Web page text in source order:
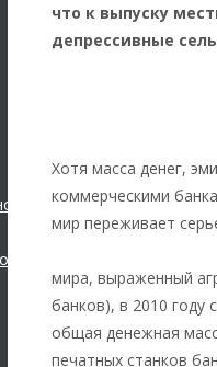
России
отношения
что к выпуску
депрессивные
Хотя масса денег,
коммерческими
мир переживает
мира, выраженный
банков), в 2010 году
общая денежная
печатных станков